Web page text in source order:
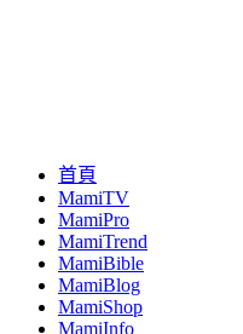
首頁
MamiTV
MamiPro
MamiTrend
MamiBible
MamiBlog
MamiShop
MamiInfo